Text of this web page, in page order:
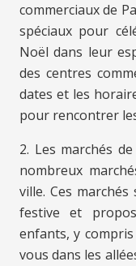
commerciaux de
spéciaux pour
Noël dans leur
des centres
dates et les
pour rencontrer
2. Les marchés
nombreux
ville. Ces
festive et
enfants, y
vous dans les